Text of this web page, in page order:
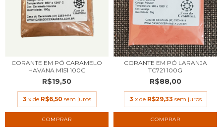
CORANTE EM PÓ CARAMELO
HAVANA M151 100G
R$19,50
3 x de R$6,50 sem juros
CORANTE EM PÓ LARANJA
TC721 100G
R$88,00
3 x de R$29,33 sem juros